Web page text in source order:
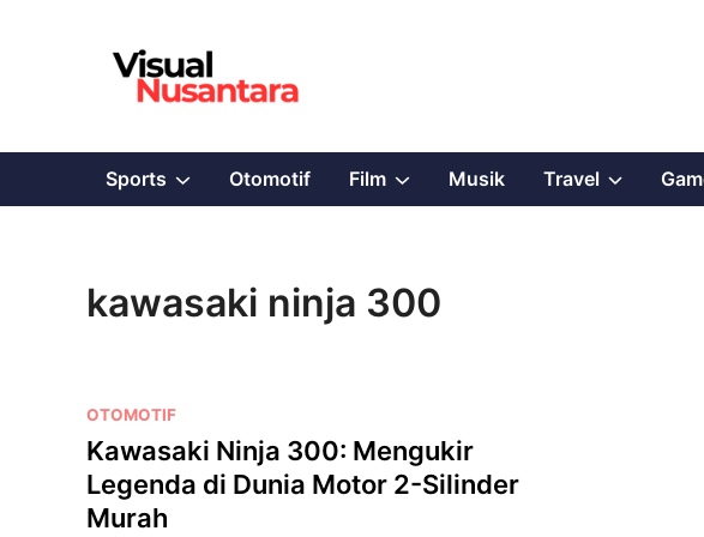
Sports Show
menu
Otomotif Film Show
menu
Musik Travel Show
kawasaki ninja 300
P
o
s
t
e
OTOMOTIF
Kawasaki Ninja 300: Mengukir
Legenda di Dunia Motor 2-Silinder
Murah